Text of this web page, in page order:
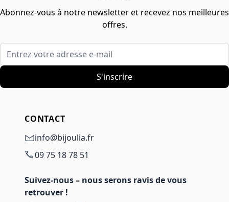
Abonnez-vous à notre newsletter et recevez nos meilleures
offres.
Entrez votre adresse e-mail
S'inscrire
CONTACT
info@bijoulia.fr
09 75 18 78 51
Suivez-nous – nous serons ravis de vous
retrouver !